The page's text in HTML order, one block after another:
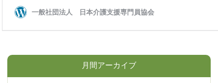
月間アーカイブ